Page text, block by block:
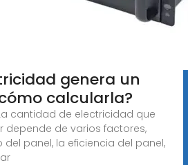
genera un
calcularla?
cantidad de electricidad que
depende de varios factores,
panel, la eficiencia del panel,